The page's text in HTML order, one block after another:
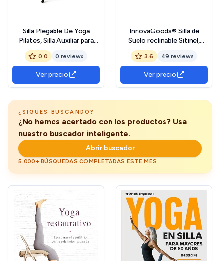
Silla Plegable De Yoga
Pilates, Silla Auxiliar para
Hogar, Silla De Yoga Iyengar
Plegable, De Metal con
Respaldo para Prácticas
Restaurativas
0.0 0 reviews
Ver precio
InnovaGoods® Silla de
Suelo reclinable Sitinel,
cómoda y Funcional, con
Respaldo reclinable y cojín
Acolchado, Color Negro y
Gris, Material plástico y
60% algodón, Ideal para
3.6 49 reviews
Ver precio
¿SIGUES BUSCANDO?
¿No hemos acertado con los productos? Usa
nuestro buscador inteligente.
Abrir buscador
5.000+ BÚSQUEDAS COMPLETADAS ESTE MES